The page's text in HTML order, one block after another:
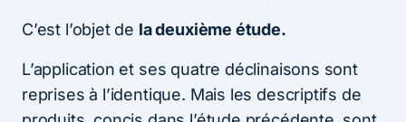
C’est l’objet de la deuxième étude.
L’application et ses quatre déclinaisons sont
reprises à l’identique. Mais les descriptifs de